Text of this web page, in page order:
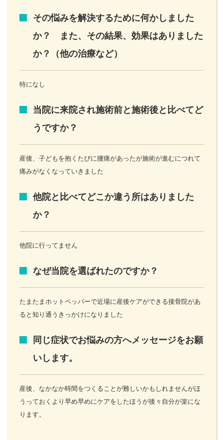
その悩みを解決するために何かしました
か？ また、その結果、効果はありました
か？（他の治療など）
特になし
当院に来院され施術前と施術後と比べてど
うですか？
産後、子どもを抱くたびに腰痛があったが施術が進むにつれて
痛みがなくなっていきました
他院と比べてどこか違う所はありました
か？
他院に行ってません
なぜ当院を選ばれたのですか？
たまたまホットペッパーで近場に産後ケアができる接骨院があ
ると知り通うきっかけになりました
同じ症状でお悩みの方へメッセージをお願
いします。
産後、なかなか時間をつくることが難しいかもしれませんがほ
うっておくより早め早めにケアをしたほうが後々自分が楽にな
ります。